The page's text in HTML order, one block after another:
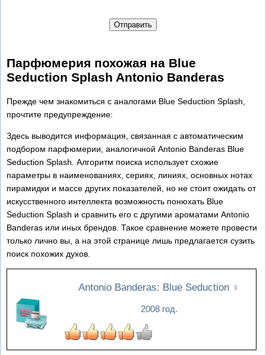
Отправить
Парфюмерия похожая на Blue
Seduction Splash Antonio Banderas
Прежде чем знакомиться с аналогами Blue Seduction Splash,
прочтите предупреждение:
Здесь выводится информация, связанная с автоматическим
подбором парфюмерии, аналогичной Antonio Banderas Blue
Seduction Splash. Алгоритм поиска использует схожие
параметры в наименованиях, сериях, линиях, основных нотах
пирамидки и массе других показателей, но не стоит ожидать от
искусственного интеллекта возможность понюхать Blue
Seduction Splash и сравнить его с другими ароматами Antonio
Banderas или иных брендов. Такое сравнение можете провести
только лично вы, а на этой странице лишь предлагается сузить
поиск похожих духов.
Antonio Banderas: Blue Seduction ♀
2008 год.